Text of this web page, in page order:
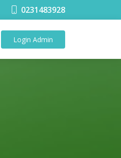
0231483928
Login Admin